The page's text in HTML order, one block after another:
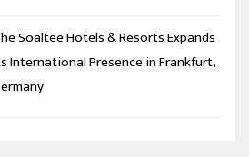
Soaltee Hotels & Resorts Expands
International Presence in Frankfurt,